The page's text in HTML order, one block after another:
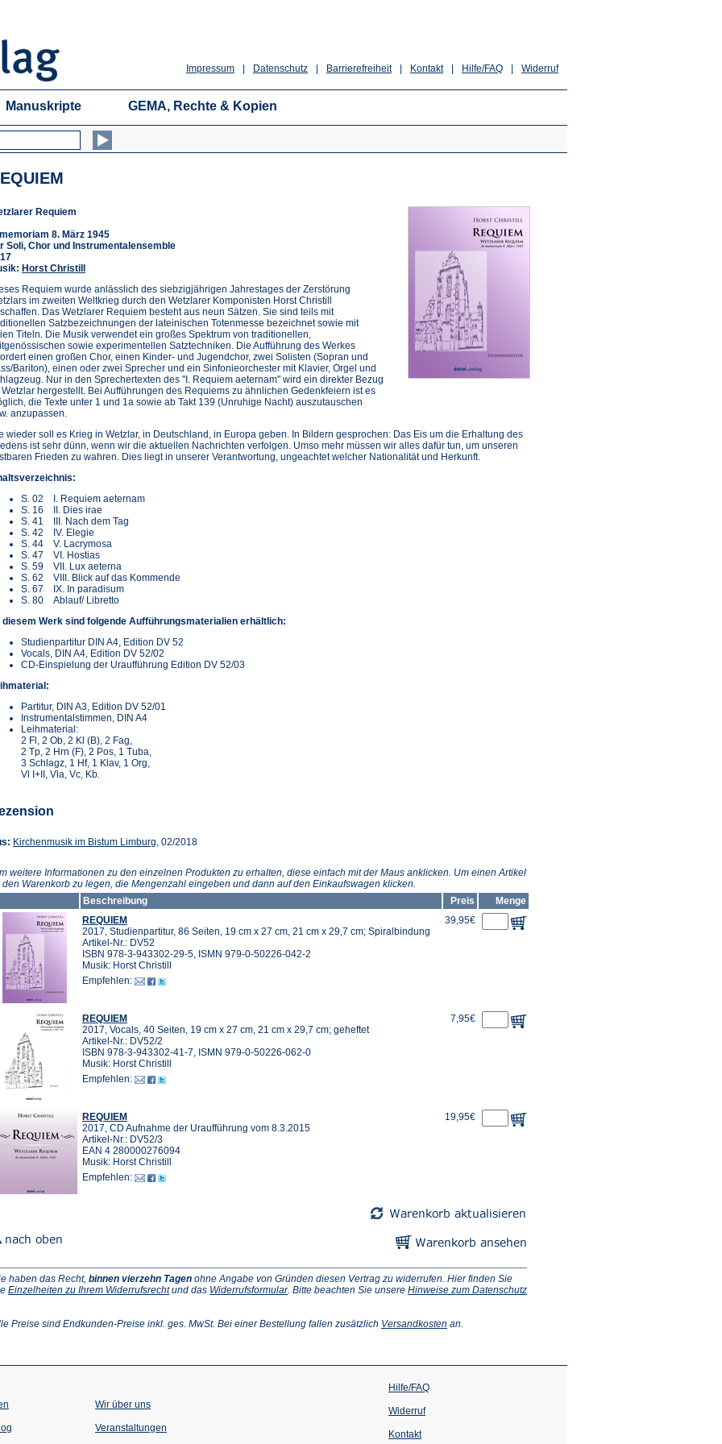
Widerruf
Hilfe/FAQ
Kontakt
Barrierefreiheit
Datenschutz
Impressum
Manuskripte GEMA, Rechte & Kopien
Requiem
memoriam 8. März 1945
Soli, Chor und Instrumentalensemble
Horst Christill
Requiem wurde anlässlich des siebzigjährigen Jahrestages der Zerstörung
im zweiten Weltkrieg durch den Wetzlarer Komponisten Horst Christill
Das Wetzlarer Requiem besteht aus neun Sätzen. Sie sind teils mit
Satzbezeichnungen der lateinischen Totenmesse bezeichnet sowie mit
Titeln. Die Musik verwendet ein großes Spektrum von traditionellen,
sowie experimentellen Satztechniken. Die Aufführung des Werkes
einen großen Chor, einen Kinder- und Jugendchor, zwei Solisten (Sopran und
Bariton), einen oder zwei Sprecher und ein Sinfonieorchester mit Klavier, Orgel und
Nur in den Sprechertexten des "I. Requiem aeternam" wird ein direkter Bezug
Wetzlar hergestellt. Bei Aufführungen des Requiems zu ähnlichen Gedenkfeiern ist es
die Texte unter 1 und 1a sowie ab Takt 139 (Unruhige Nacht) auszutauschen
anzupassen.
wieder soll es Krieg in Wetzlar, in Deutschland, in Europa geben. In Bildern gesprochen: Das Eis um die Erhaltung des
ist sehr dünn, wenn wir die aktuellen Nachrichten verfolgen. Umso mehr müssen wir alles dafür tun, um unseren
Frieden zu wahren. Dies liegt in unserer Verantwortung, ungeachtet welcher Nationalität und Herkunft.
S. 02 I. Requiem aeternam
S. 16 II. Dies irae
S. 41 III. Nach dem Tag
S. 42 IV. Elegie
S. 44 V. Lacrymosa
S. 47 VI. Hostias
S. 59 VII. Lux aeterna
S. 62 VIII. Blick auf das Kommende
S. 67 IX. In paradisum
S. 80 Ablauf/ Libretto
diesem Werk sind folgende Aufführungsmaterialien erhältlich:
Studienpartitur DIN A4, Edition DV 52
Vocals, DIN A4, Edition DV 52/02
CD-Einspielung der Uraufführung Edition DV 52/03
Partitur, DIN A3, Edition DV 52/01
Instrumentalstimmen, DIN A4
Leihmaterial:
2 Fl, 2 Ob, 2 Kl (B), 2 Fag,
2 Tp, 2 Hrn (F), 2 Pos, 1 Tuba,
3 Schlagz, 1 Hf, 1 Klav, 1 Org,
Vl I+II, Vla, Vc, Kb.
Kirchenmusik im Bistum Limburg (Öffnet
neuen
Tab)
, 02/2018
weitere Informationen zu den einzelnen Produkten zu erhalten, diese einfach mit der Maus anklicken. Um einen Artikel
den Warenkorb zu legen, die Mengenzahl eingeben und dann auf den Einkaufswagen klicken.
Beschreibung
Preis
Menge
REQUIEM
2017, Studienpartitur, 86 Seiten, 19 cm x 27 cm, 21 cm x 29,7 cm; Spiralbindung
Artikel-Nr.: DV52
ISBN 978-3-943302-29-5, ISMN 979-0-50226-042-2
Musik: Horst Christill
Empfehlen:
39,95€
REQUIEM
2017, Vocals, 40 Seiten, 19 cm x 27 cm, 21 cm x 29,7 cm; geheftet
Artikel-Nr.: DV52/2
ISBN 978-3-943302-41-7, ISMN 979-0-50226-062-0
Musik: Horst Christill
Empfehlen:
7,95€
REQUIEM
2017, CD Aufnahme der Uraufführung vom 8.3.2015
Artikel-Nr.: DV52/3
EAN 4 280000276094
Musik: Horst Christill
Empfehlen:
19,95€
haben das Recht, binnen vierzehn Tagen ohne Angabe von Gründen diesen Vertrag zu widerrufen. Hier finden Sie
Einzelheiten zu Ihrem Widerrufsrecht(Öffnet
neuen
und das Widerrufsformular(Öffnet
neuen
. Bitte beachten Sie unsere Hinweise zum Datenschutz
Preise sind Endkunden-Preise inkl. ges. MwSt. Bei einer Bestellung fallen zusätzlich Versandkosten (Öffnet
Tab)
an.
Wir über uns
Veranstaltungen
Hilfe/FAQ
Widerruf
Kontakt